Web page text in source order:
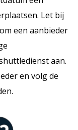
Let bij
een aanbieder
aan.
en volg de